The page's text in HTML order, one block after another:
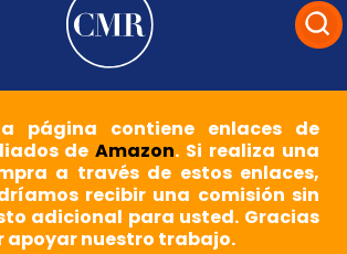
página contiene enlaces de
deAmazon. Si realiza una
a través de estos enlaces,
recibir una comisión sin
adicional para usted. Gracias
apoyar nuestro trabajo.